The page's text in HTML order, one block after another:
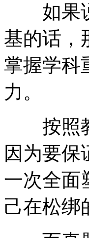
如果说
基的话，
掌握学科
力。
按照教
因为要保
一次全面
己在松绑